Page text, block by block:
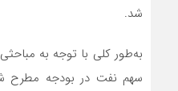
شد.
به‌طور کلی با توجه به
سهم نفت در بودجه مطرح